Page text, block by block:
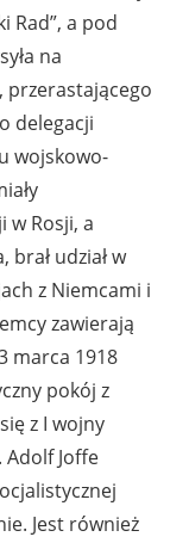
Rad”, a pod
na
przerastającego
delegacji
wojskowo-
Rosji, a
udział w
z Niemcami i
zawierają
marca 1918
pokój z
z I wojny
Adolf Joffe
Jest również